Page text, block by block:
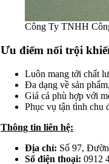
Công Ty TNHH
Ưu điểm nổi trội
Luôn mang tới chất
Đa dạng về sản
Giá cả phù hợp với
Phục vụ tận tình chu
Thông tin liên hệ:
Địa chỉ: Số 97,
Số điện thoại: 0912